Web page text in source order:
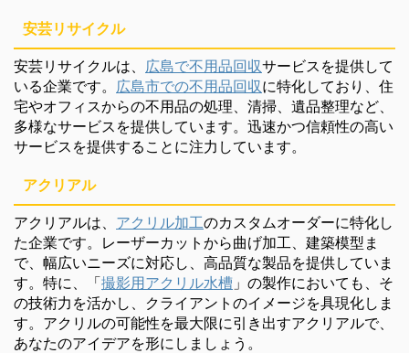
安芸リサイクル
安芸リサイクルは、 広島で不用品回収サービスを提供して
いる企業です。 広島市での不用品回収に特化しており、住
宅やオフィスからの不用品の処理、清掃、遺品整理など、
多様なサービスを提供しています。迅速かつ信頼性の高い
サービスを提供することに注力しています。
アクリアル
アクリアルは、 アクリル加工のカスタムオーダーに特化し
た企業です。レーザーカットから曲げ加工、建築模型ま
で、幅広いニーズに対応し、高品質な製品を提供していま
す。特に、「撮影用アクリル水槽 」の製作においても、そ
の技術力を活かし、クライアントのイメージを具現化しま
す。アクリルの可能性を最大限に引き出すアクリアルで、
あなたのアイデアを形にしましょう。